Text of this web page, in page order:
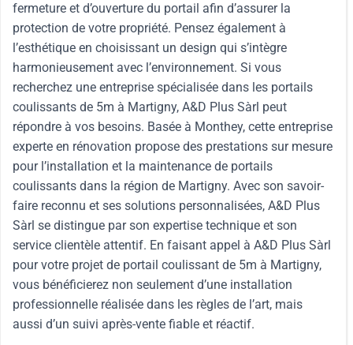
fermeture et d’ouverture du portail afin d’assurer la
protection de votre propriété. Pensez également à
l’esthétique en choisissant un design qui s’intègre
harmonieusement avec l’environnement. Si vous
recherchez une entreprise spécialisée dans les portails
coulissants de 5m à Martigny, A&D Plus Sàrl peut
répondre à vos besoins. Basée à Monthey, cette entreprise
experte en rénovation propose des prestations sur mesure
pour l’installation et la maintenance de portails
coulissants dans la région de Martigny. Avec son savoir-
faire reconnu et ses solutions personnalisées, A&D Plus
Sàrl se distingue par son expertise technique et son
service clientèle attentif. En faisant appel à A&D Plus Sàrl
pour votre projet de portail coulissant de 5m à Martigny,
vous bénéficierez non seulement d’une installation
professionnelle réalisée dans les règles de l’art, mais
aussi d’un suivi après-vente fiable et réactif.